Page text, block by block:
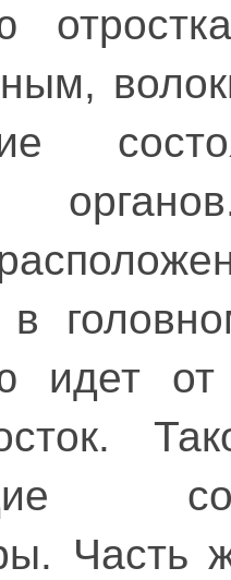
идет от
Часть